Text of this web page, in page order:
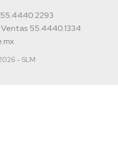
Ventas 55.4440.1334
- SLM